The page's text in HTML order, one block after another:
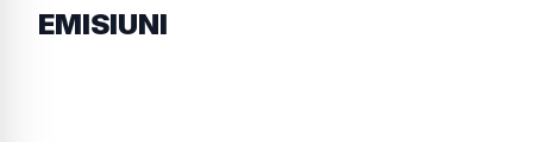
EMISIUNI